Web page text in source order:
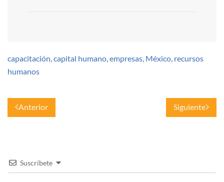
capacitación capital humano empresas México recursos
humanos
Anterior Siguiente
Suscríbete